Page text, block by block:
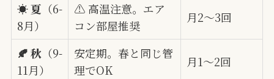
☀️ 夏 （6-
8月）
⚠️ 高温注意。エア
コン部屋推奨
月2〜3回
🍂 秋（9-
11月）
安定期。春と同じ管
理でOK
月1〜2回